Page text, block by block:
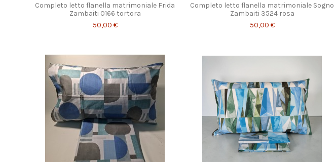
Completo letto flanella matrimoniale Frida
Zambaiti 0166 tortora
50,00 €
Completo letto flanella matrimoniale Sogno
Zambaiti 3524 rosa
50,00 €